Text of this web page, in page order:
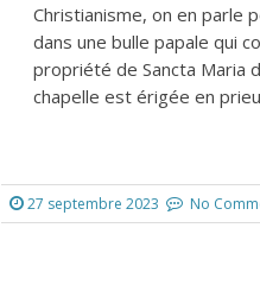
Christianisme, on en parle
dans une bulle papale qui
propriété de Sancta Maria
chapelle est érigée en
27 septembre 2023 No